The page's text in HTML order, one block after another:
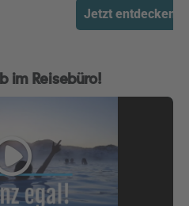
Jetzt entdecken
im Reisebüro!